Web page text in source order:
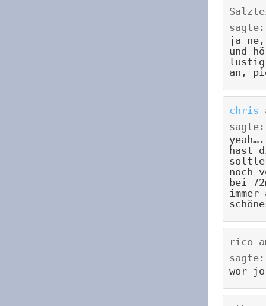
sagte:
ja ne,
und
lustig
an,
chris
sagte:
hast
soltle
noch
bei
rico
sagte:
wor